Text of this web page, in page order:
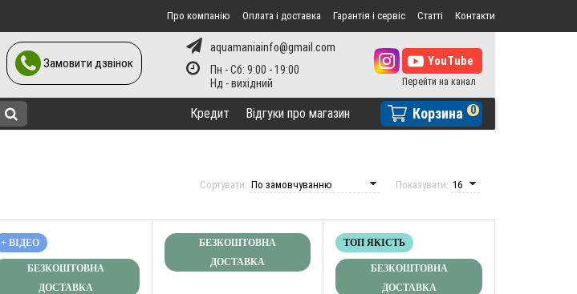
Про компанію Оплата і доставка Гарантія і сервіс Статті Контакти
Замовити дзвінок
aquamaniainfo@gmail.com
Пн - Сб: 9:00 - 19:00
Корзина 0
Кредит Відгуки про магазин
Показувати:
Сортувати:
+ ВІДЕО
БЕЗКОШТОВНА
ДОСТАВКА
БЕЗКОШТОВНА
ДОСТАВКА
ТОП ЯКІСТЬ
БЕЗКОШТОВНА
ДОСТАВКА